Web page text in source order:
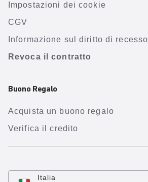
Impostazioni dei cookie
CGV
Informazione sul diritto di recesso
Revoca il contratto
Buono Regalo
Acquista un buono regalo
Verifica il credito
Italia